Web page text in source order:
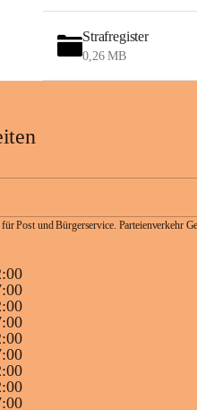
Strafregister
0,26 MB
für Post und Bürgerservice. Parteienverkehr